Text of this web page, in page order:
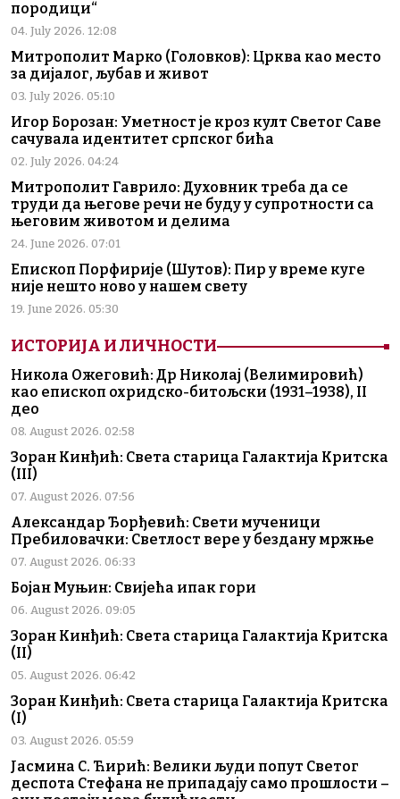
породици“
04. July 2026. 12:08
Митрополит Марко (Головков): Црква као место
за дијалог, љубав и живот
03. July 2026. 05:10
Игор Борозан: Уметност је кроз култ Светог Саве
сачувала идентитет српског бића
02. July 2026. 04:24
Митрополит Гаврило: Духовник треба да се
труди да његове речи не буду у супротности са
његовим животом и делима
24. June 2026. 07:01
Епископ Порфирије (Шутов): Пир у време куге
није нешто ново у нашем свету
19. June 2026. 05:30
ИСТОРИЈА И ЛИЧНОСТИ
Никола Ожеговић: Др Николај (Велимировић)
као епископ охридско-битољски (1931–1938), II
део
08. August 2026. 02:58
Зоран Кинђић: Света старица Галактија Критска
(III)
07. August 2026. 07:56
Александар Ђорђевић: Свети мученици
Пребиловачки: Светлост вере у бездану мржње
07. August 2026. 06:33
Бојан Муњин: Свијећа ипак гори
06. August 2026. 09:05
Зоран Кинђић: Света старица Галактија Критска
(II)
05. August 2026. 06:42
Зоран Кинђић: Света старица Галактија Критска
(I)
03. August 2026. 05:59
Јасмина С. Ћирић: Велики људи попут Светог
деспота Стефана не припадају само прошлости –